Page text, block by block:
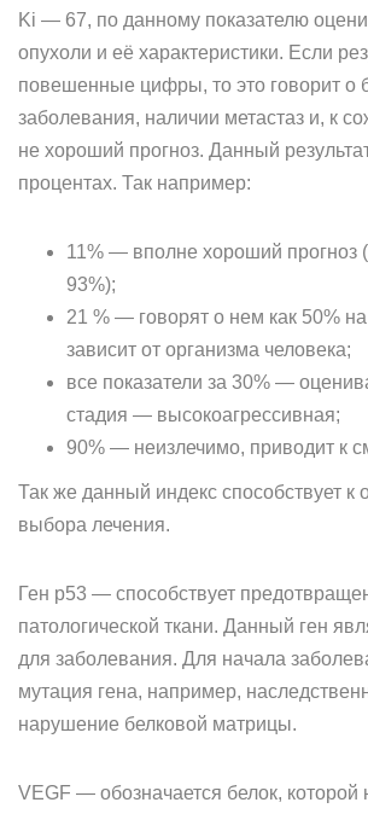
Ki — 67, по данному показателю
опухоли и её характеристики. Если
повешенные цифры, то это говорит о
заболевания, наличии метастаз и, к
не хороший прогноз. Данный
процентах. Так например:
11% — вполне хороший прогноз
93%);
21 % — говорят о нем как 50%
зависит от организма человека;
все показатели за 30% —
стадия — высокоагрессивная;
90% — неизлечимо, приводит к
Так же данный индекс способствует к
выбора лечения.
Ген p53 — способствует
патологической ткани. Данный ген
для заболевания. Для начала
мутация гена, например,
нарушение белковой матрицы.
VEGF — обозначается белок, которой